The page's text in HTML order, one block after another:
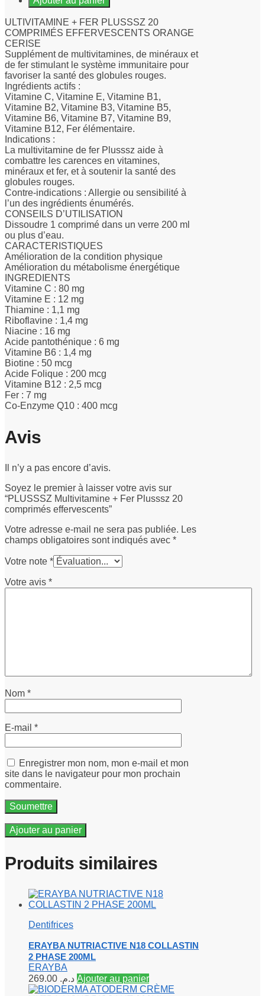
ULTIVITAMINE + FER PLUSSSZ 20
COMPRIMÉS EFFERVESCENTS ORANGE
CERISE
Supplément de multivitamines, de minéraux et
de fer stimulant le système immunitaire pour
favoriser la santé des globules rouges.
Ingrédients actifs :
Vitamine C, Vitamine E, Vitamine B1,
Vitamine B2, Vitamine B3, Vitamine B5,
Vitamine B6, Vitamine B7, Vitamine B9,
Vitamine B12, Fer élémentaire.
Indications :
La multivitamine de fer Plusssz aide à
combattre les carences en vitamines,
minéraux et fer, et à soutenir la santé des
globules rouges.
Contre-indications : Allergie ou sensibilité à
l’un des ingrédients énumérés.
CONSEILS D’UTILISATION
Dissoudre 1 comprimé dans un verre 200 ml
ou plus d’eau.
CARACTERISTIQUES
Amélioration de la condition physique
Amélioration du métabolisme énergétique
INGREDIENTS
Vitamine C : 80 mg
Vitamine E : 12 mg
Thiamine : 1,1 mg
Riboflavine : 1,4 mg
Niacine : 16 mg
Acide pantothénique : 6 mg
Vitamine B6 : 1,4 mg
Biotine : 50 mcg
Acide Folique : 200 mcg
Vitamine B12 : 2,5 mcg
Fer : 7 mg
Co-Enzyme Q10 : 400 mcg
Avis
Il n’y a pas encore d’avis.
Soyez le premier à laisser votre avis sur
“PLUSSSZ Multivitamine + Fer Plusssz 20
comprimés effervescents”
Votre adresse e-mail ne sera pas publiée. Les
champs obligatoires sont indiqués avec *
Votre note *
Votre avis *
Nom *
E-mail *
Enregistrer mon nom, mon e-mail et mon
site dans le navigateur pour mon prochain
commentaire.
Ajouter au panier
Produits similaires
Dentifrices
ERAYBA NUTRIACTIVE N18 COLLASTIN
2 PHASE 200ML
ERAYBA
د.م. Ajouter au panier